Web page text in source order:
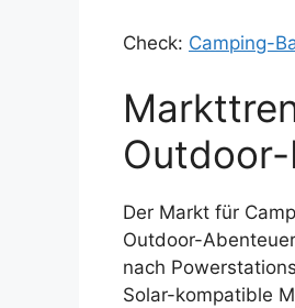
Check: Camping-
Der Markt für
Outdoor-
nach
Solar-kompatible